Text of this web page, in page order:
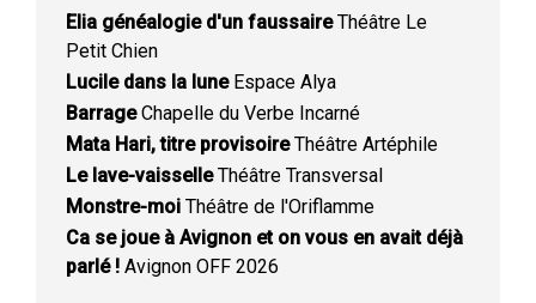
Elia généalogie d'un faussaireThéâtre Le
Petit Chien
Lucile dans la luneEspace Alya
BarrageChapelle du Verbe Incarné
Mata Hari, titre provisoireThéâtre Artéphile
Le lave-vaisselleThéâtre Transversal
Monstre-moi Théâtre de l'Oriflamme
Ca se joue à Avignon et on vous en avait déjà
parlé ! Avignon OFF 2026